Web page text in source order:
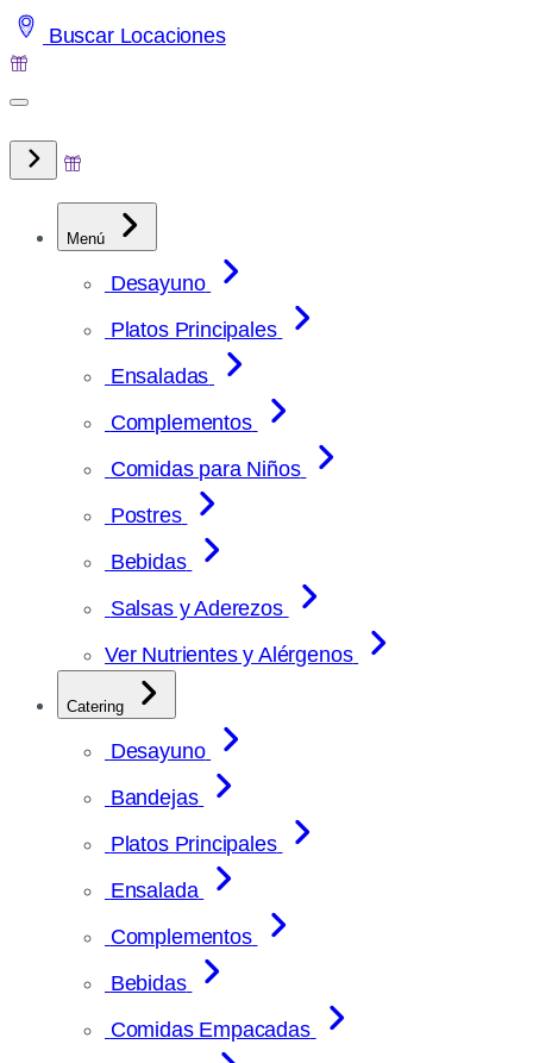
Saltar
al
Buscar Locaciones
Menú
Desayuno
Platos Principales
Ensaladas
Complementos
Comidas para Niños
Postres
Bebidas
Salsas y Aderezos
Ver Nutrientes y Alérgenos
Catering
Desayuno
Bandejas
Platos Principales
Ensalada
Complementos
Bebidas
Comidas Empacadas